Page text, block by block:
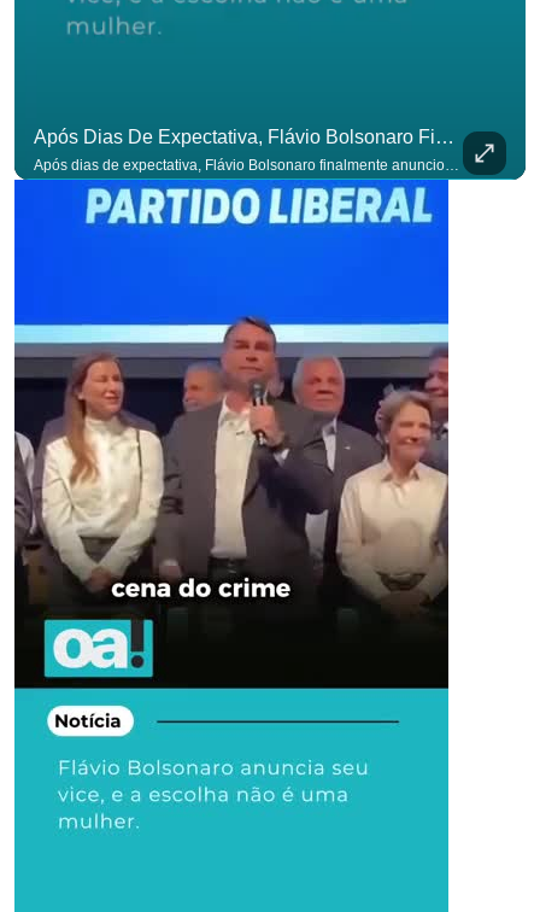
Após Dias De Expectativa, Flávio Bolsonaro Finalmente Anunciou Seu Vice. #OAntagonista